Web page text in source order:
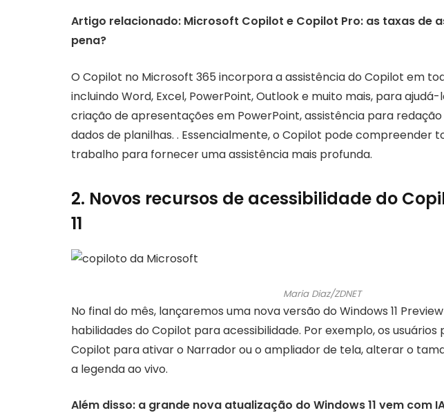
Artigo relacionado: Microsoft Copilot e Copilot Pro: as taxas de
pena?
O Copilot no Microsoft 365 incorpora a assistência do Copilot em
incluindo Word, Excel, PowerPoint, Outlook e muito mais, para
criação de apresentações em PowerPoint, assistência para
dados de planilhas. . Essencialmente, o Copilot pode compreender
trabalho para fornecer uma assistência mais profunda.
2. Novos recursos de acessibilidade do
11
Maria Diaz/ZDNET
No final do mês, lançaremos uma nova versão do Windows 11
habilidades do Copilot para acessibilidade. Por exemplo, os
Copilot para ativar o Narrador ou o ampliador de tela, alterar o
a legenda ao vivo.
Além disso: a grande nova atualização do Windows 11 vem com